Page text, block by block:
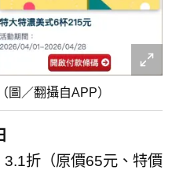
／翻攝自APP）
3.1折（原價65元、特價